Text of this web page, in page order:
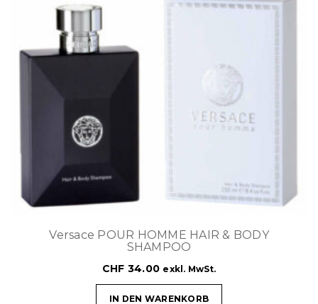
Versace POUR HOMME HAIR & BODY
SHAMPOO
CHF 34.00 exkl. MwSt.
IN DEN WARENKORB